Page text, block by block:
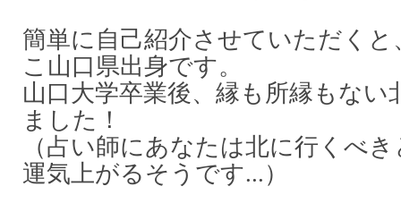
簡単に自己紹介させていただく
こ山口県出身です。
山口大学卒業後、縁も所縁もない
ました！
（占い師にあなたは北に行くべ
運気上がるそうです...）